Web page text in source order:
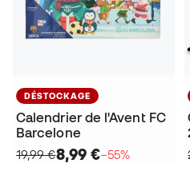
DÉSTOCKAGE
Calendrier de l'Avent FC
Barcelone
19,99 €8,99 €−55%